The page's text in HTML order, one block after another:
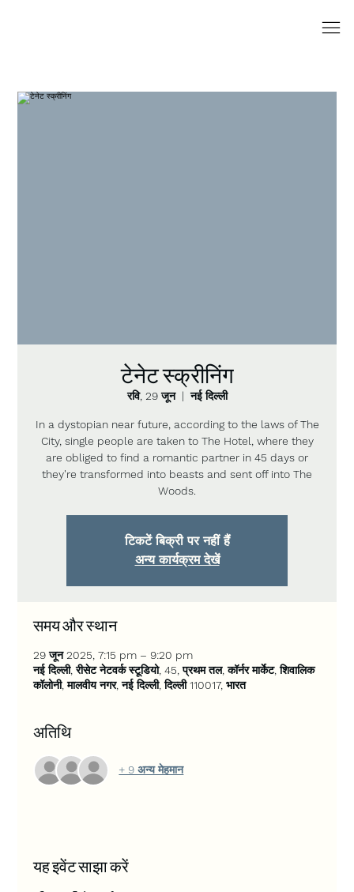
टेनेट स्क्रीनिंग
रवि, 29 जून
  |
नई दिल्ली
In a dystopian near future, according to the laws of The
City, single people are taken to The Hotel, where they
are obliged to find a romantic partner in 45 days or
they're transformed into beasts and sent off into The
Woods.
टिकटें बिक्री पर नहीं हैं
अन्य कार्यक्रम देखें
समय और स्थान
29 जून 2025, 7:15 pm – 9:20 pm
नई दिल्ली, रीसेट नेटवर्क स्टूडियो, 45, प्रथम तल, कॉर्नर मार्केट, शिवालिक
कॉलोनी, मालवीय नगर, नई दिल्ली, दिल्ली 110017, भारत
अतिथि
+ 9 अन्य मेहमान
यह इवेंट साझा करें